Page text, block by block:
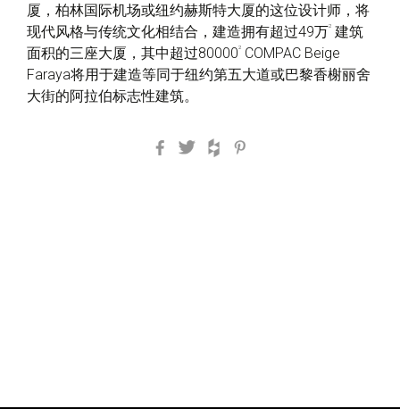
厦，柏林国际机场或纽约赫斯特大厦的这位设计师，将
现代风格与传统文化相结合，建造拥有超过49万2 建筑
面积的三座大厦，其中超过800002
COMPAC Beige
Faraya将用于建造等同于纽约第五大道或巴黎香榭丽舍
大街的阿拉伯标志性建筑。
Facebook
TwitterHouzz